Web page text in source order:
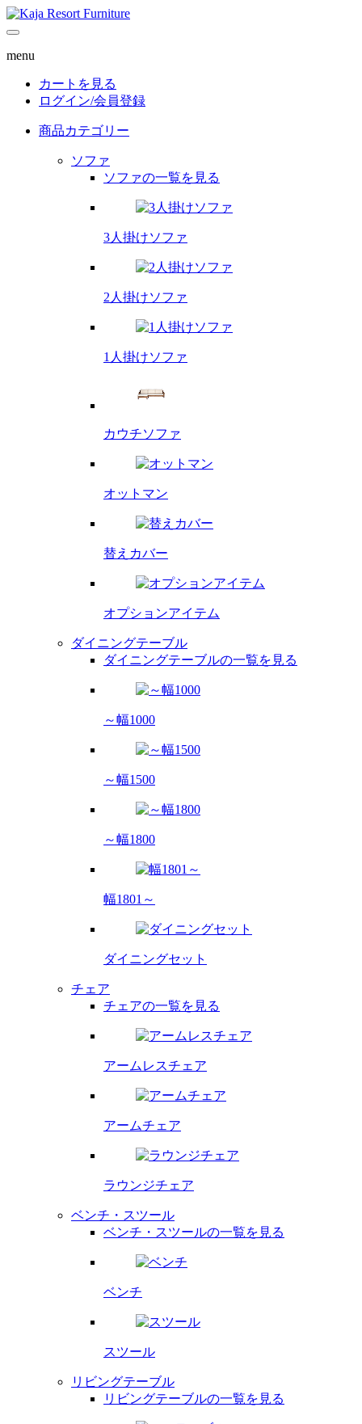
menu
カートを見る
ログイン/会員登録
商品カテゴリー
ソファ
ソファの一覧を見る
3人掛けソファ
2人掛けソファ
1人掛けソファ
カウチソファ
オットマン
替えカバー
オプションアイテム
ダイニングテーブル
ダイニングテーブルの一覧を見る
～幅1000
～幅1500
～幅1800
幅1801～
ダイニングセット
チェア
チェアの一覧を見る
アームレスチェア
アームチェア
ラウンジチェア
ベンチ・スツール
ベンチ・スツールの一覧を見る
ベンチ
スツール
リビングテーブル
リビングテーブルの一覧を見る